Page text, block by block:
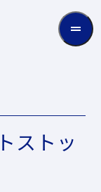
ストッ